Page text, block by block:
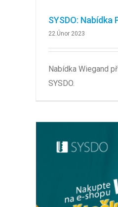
SYSDO:
22.Únor 2023
Nabídka Wiegand
SYSDO.